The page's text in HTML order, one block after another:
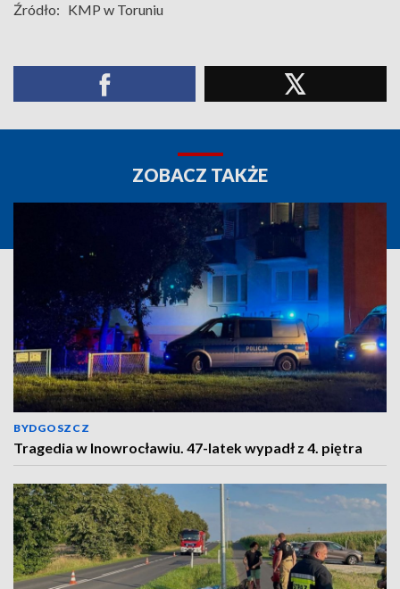
Źródło: KMP w Toruniu
ZOBACZ TAKŻE
BYDGOSZCZ
Tragedia w Inowrocławiu. 47-latek wypadł z 4. piętra